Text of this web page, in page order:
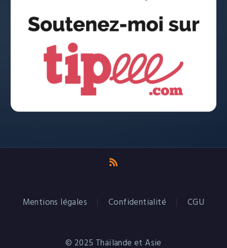
Mentions légales Confidentialité CGU
© 2025 Thaïlande et Asie